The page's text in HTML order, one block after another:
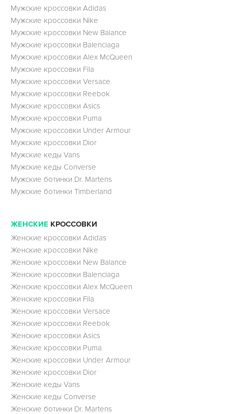
Мужские кроссовки Adidas
Мужские кроссовки Nike
Мужские кроссовки New Balance
Мужские кроссовки Balenciaga
Мужские кроссовки Alex McQueen
Мужские кроссовки Fila
Мужские кроссовки Versace
Мужские кроссовки Reebok
Мужские кроссовки Asics
Мужские кроссовки Puma
Мужские кроссовки Under Armour
Мужские кроссовки Dior
Мужские кеды Vans
Мужские кеды Converse
Мужские ботинки Dr. Martens
Мужские ботинки Timberland
ЖЕНСКИЕ КРОССОВКИ
Женские кроссовки Adidas
Женские кроссовки Nike
Женские кроссовки New Balance
Женские кроссовки Balenciaga
Женские кроссовки Alex McQueen
Женские кроссовки Fila
Женские кроссовки Versace
Женские кроссовки Reebok
Женские кроссовки Asics
Женские кроссовки Puma
Женские кроссовки Under Armour
Женские кроссовки Dior
Женские кеды Vans
Женские кеды Converse
Женские ботинки Dr. Martens